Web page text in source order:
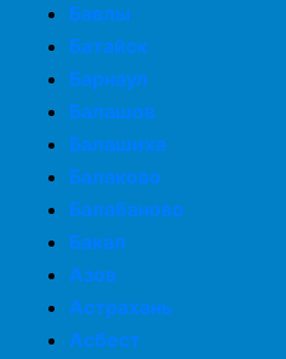
Бавлы
Батайск
Барнаул
Балашов
Балашиха
Балаково
Балабаново
Бакал
Азов
Астрахань
Асбест